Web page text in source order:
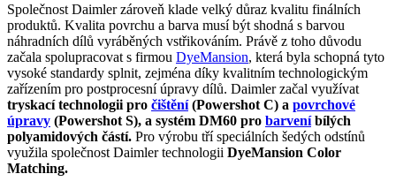
Společnost Daimler zároveň klade velký důraz kvalitu finálních
produktů. Kvalita povrchu a barva musí být shodná s barvou
náhradních dílů vyráběných vstřikováním. Právě z toho důvodu
začala spolupracovat s firmou DyeMansion, která byla schopná tyto
vysoké standardy splnit, zejména díky kvalitním technologickým
zařízením pro postprocesní úpravy dílů. Daimler začal využívat
tryskací technologii pro čištění(Powershot C) a povrchové
úpravy (Powershot S), a systém DM60 pro barveníbílých
polyamidových částí. Pro výrobu tří speciálních šedých odstínů
využila společnost Daimler technologii DyeMansion Color
Matching.